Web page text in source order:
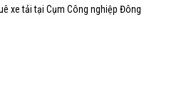
xe tải tại Cụm Công nghiệp Đông